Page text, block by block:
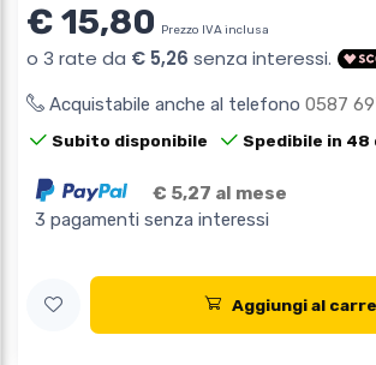
€ 15,80 Prezzo IVA inclusa
Acquistabile anche al telefono 0587
Subito disponibile Spedibile in 48
€ 5,27 al mese
3 pagamenti senza interessi
Aggiungi al